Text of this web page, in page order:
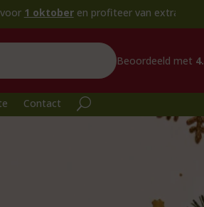
en profiteer van extra voordeel!
Beoordeeld met
Contact